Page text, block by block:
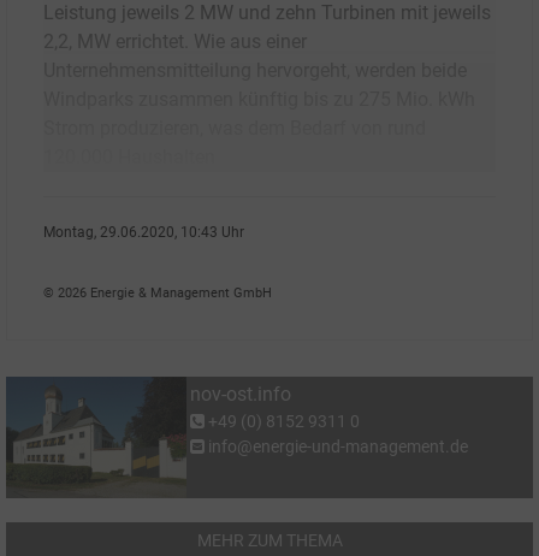
Leistung jeweils 2 MW und zehn Turbinen mit jeweils
2,2, MW errichtet. Wie aus einer
Montag, 29.06.2020, 10:43 Uhr
© 2026 Energie & Management GmbH
nov-ost.info
+49 (0) 8152 9311 0
info@energie-und-management.de
MEHR ZUM THEMA